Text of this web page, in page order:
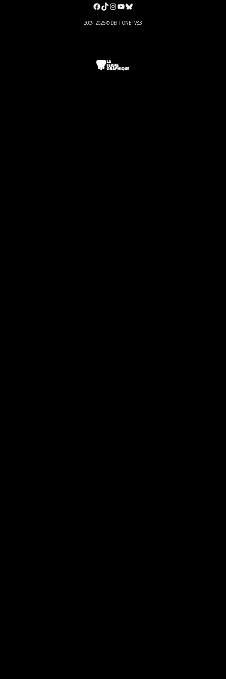
Facebook
TikTok
Instagram
YouTube
Bluesky
2009-2025 © DEFT ONE · V8.3